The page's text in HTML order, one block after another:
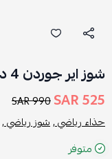
شوز اير جوردن 4 ديزرت رياضي
525 SAR
990 SAR
حذاء رياضي ,شوز رياضي ,
متوفر